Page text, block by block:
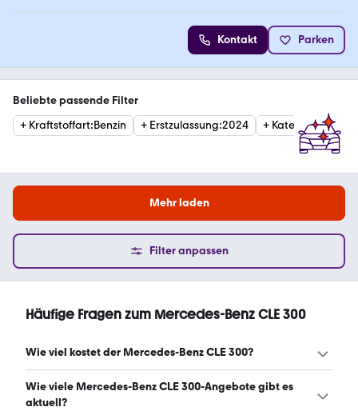
Kontakt Parken
Beliebte passende Filter
+ Kraftstoffart:Benzin + Erstzulassung:2024 + Kategorie:
Mehr laden
Filter anpassen
Häufige Fragen zum Mercedes-Benz CLE 300
Wie viel kostet der Mercedes-Benz CLE 300?
Ein guter Preis für einen Mercedes-Benz CLE 300 liegt
zwischen 51.769 € und 62.885 €. (Stand: 8.8.2026)
Wie viele Mercedes-Benz CLE 300-Angebote gibt es
aktuell?